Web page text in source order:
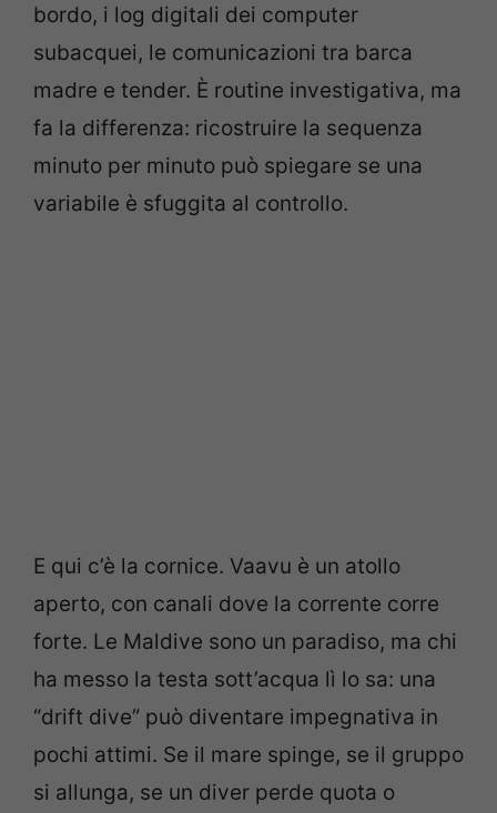
bordo, i log digitali dei computer
subacquei, le comunicazioni tra barca
madre e tender. È routine investigativa, ma
fa la differenza: ricostruire la sequenza
minuto per minuto può spiegare se una
variabile è sfuggita al controllo.
E qui c’è la cornice. Vaavu è un atollo
aperto, con canali dove la corrente corre
forte. Le Maldive sono un paradiso, ma chi
ha messo la testa sott’acqua lì lo sa: una
“drift dive” può diventare impegnativa in
pochi attimi. Se il mare spinge, se il gruppo
si allunga, se un diver perde quota o